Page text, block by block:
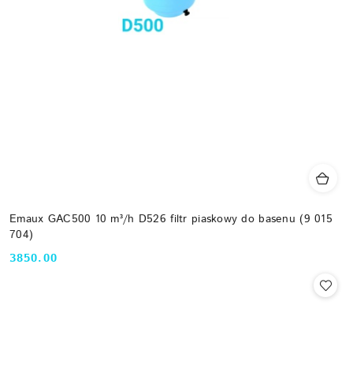
Emaux GAC500 10 m³/h D526 filtr piaskowy do basenu (9 015
704)
Cena:
3850.00